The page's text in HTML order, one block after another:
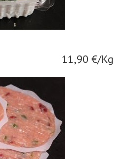
11,90 €/Kg